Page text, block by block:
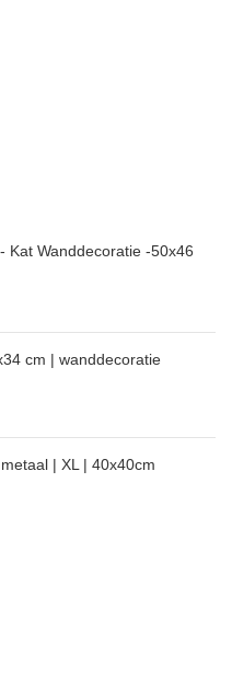
Kat Wanddecoratie -50x46
cm | wanddecoratie
| XL | 40x40cm